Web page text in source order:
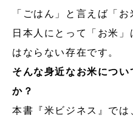
「ごはん」と言えば「お
日本人にとって「お米
はならない存在です。
そんな身近なお米につ
か？
本書『米ビジネス』で